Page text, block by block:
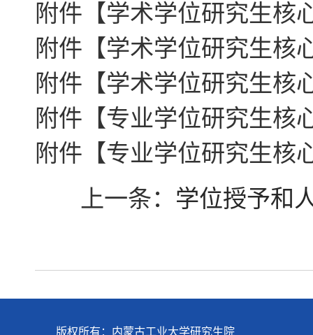
附件【学术学位研究生核
附件【学术学位研究生核
附件【学术学位研究生核
附件【专业学位研究生核
附件【专业学位研究生核
上一条： 学位授予和
版权所有：内蒙古工业大学研究生院